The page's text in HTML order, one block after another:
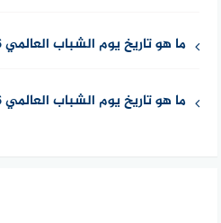
ما هو تاريخ يوم الشباب العالمي 2026
ما هو تاريخ يوم الشباب العالمي 2026